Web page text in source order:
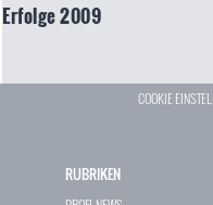
Erfolge 2009
COOKIE
RUBRIKEN